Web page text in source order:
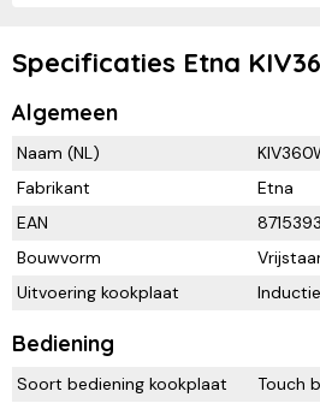
Specificaties Etna
Algemeen
Naam (NL)
Fabrikant
Etna
EAN
Bouwvorm
Uitvoering kookplaat
Inductie
Bediening
Soort bediening kookplaat
Touch